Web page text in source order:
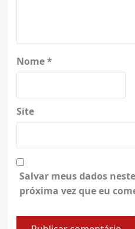
Nome*
Site
Salvar meus dados
próxima vez que eu